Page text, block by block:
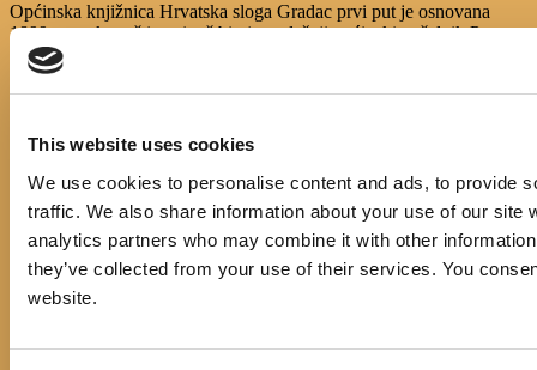
This website uses cookies
We use cookies to personalise content and ads, to provide
traffic. We also share information about your use of our site
analytics partners who may combine it with other
they’ve collected from your use of their services. You
website.
Općinska knjižnica Hrvatska sloga Gradac prvi put je osnovana
1899.g., pokretač i osnivač bio je ondašnji općinski načelnik Petar
Andrijašević uz potporu društva “Petar Svačić”.
IZBORNIK
Početna
Events
Novosti
E-katalog
O nama
Pravo na pristup informacijama
Korisni linkovi